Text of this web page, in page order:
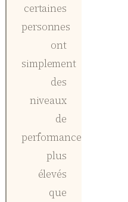
certaines
personnes
ont
simplement
des
niveaux
de
performance
plus
élevés
que